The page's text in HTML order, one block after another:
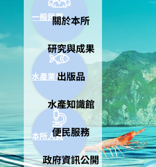
關於本所
研究與成果
出版品
水產知識館
便民服務
政府資訊公開
一般民眾
水產業者
本所人員